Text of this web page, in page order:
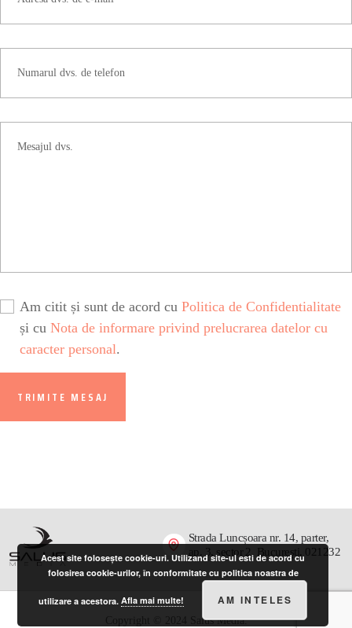
Am citit și sunt de acord cuPolitica de Confidentialitate
și cuNota de informare privind prelucrarea datelor cu
caracter personal.
Strada Luncșoara nr. 14, parter,
ap. 3, sector 2, București, 021232
Copyright © 2024 Salus Media.
Acest site folosește cookie-uri. Utilizand site-ul esti de acord cu
folosirea cookie-urilor, în conformitate cu politica noastra de
utilizare a acestora.Afla mai multe! AM INTELES